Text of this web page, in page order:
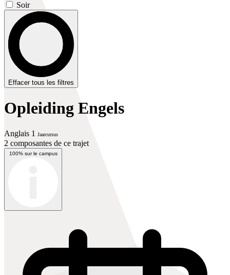
Soir
Effacer tous les filtres
Opleiding Engels
Anglais 1 Jaarcursus
2 composantes de ce trajet
100% sur le campus